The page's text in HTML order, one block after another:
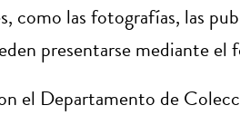
como las fotografías, las
presentarse mediante
el Departamento de